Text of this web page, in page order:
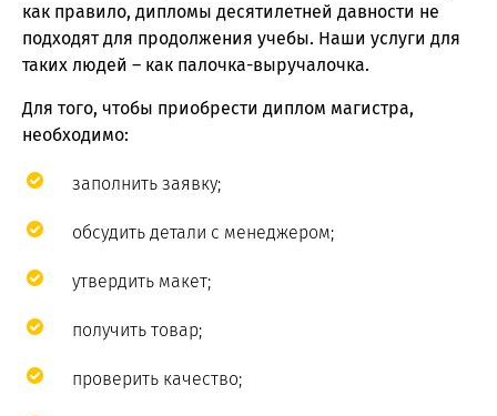
как правило, дипломы десятилетней давности не
подходят для продолжения учебы. Наши услуги для
таких людей ― как палочка-выручалочка.
Для того, чтобы приобрести диплом магистра,
необходимо:
заполнить заявку;
обсудить детали с менеджером;
утвердить макет;
получить товар;
проверить качество;